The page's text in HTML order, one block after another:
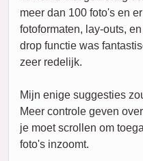
meer dan 100 foto's en
fotoformaten, lay-outs,
drop functie was
zeer redelijk.
Mijn enige suggesties
Meer controle geven
je moet scrollen om
foto's inzoomt.